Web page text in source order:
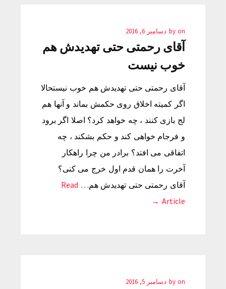
by on دسامبر 6, 2016
آقای رحمتی حتی تهدیدش هم
خوب نیست
آقای رحمتی حتی تهدیدش هم خوب نیستحالا
اگر کمیته اخلاق روی حکمش بماند و آنها هم
لج بازی کنند ، چه خواهد کرد؟ اصلا اگر برود
و فرجام خواهی کند و حکم بشکند ، چه
اتفاقی می افتد؟ برادر من چرا راهکار
آخرت را همان قدم اول خرج می کنی؟
آقای رحمتی حتی تهدیدش هم… Read
Article →
by on دسامبر 5, 2016